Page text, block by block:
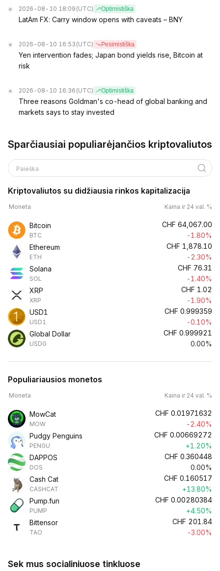
2026-08-10 18:09 (UTC) Optimistiška
LatAm FX: Carry window opens with caveats – BNY
2026-08-10 16:53 (UTC) Pesimistiška
Yen intervention fades; Japan bond yields rise, Bitcoin at
risk
2026-08-10 16:36 (UTC) Optimistiška
Three reasons Goldman's co-head of global banking and
markets says to stay invested
Sparčiausiai populiarėjančios kriptovaliutos
Paieška
Kriptovaliutos su didžiausia rinkos kapitalizacija
Moneta Kaina ir 24 val. %
Bitcoin
BTC
CHF 64,067.00
-1.80%
Ethereum
ETH
CHF 1,878.10
-2.30%
Solana
SOL
CHF 76.31
-1.40%
XRP
XRP
CHF 1.02
-1.90%
USD1
USD1
CHF 0.999359
-0.10%
Global Dollar
USDG
CHF 0.999921
0.00%
Populiariausios monetos
Moneta Kaina ir 24 val. %
MowCat
MOW
CHF 0.01971632
-2.40%
Pudgy Penguins
PENGU
CHF 0.00669272
+1.20%
DAPPOS
DOS
CHF 0.360448
0.00%
Cash Cat
CASHCAT
CHF 0.160517
+13.80%
Pump.fun
PUMP
CHF 0.00280384
+4.50%
Bittensor
TAO
CHF 201.84
-3.00%
Sek mus socialiniuose tinkluose